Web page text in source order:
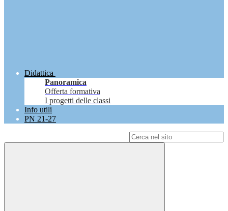
Didattica
Panoramica
Offerta formativa
I progetti delle classi
Info utili
PN 21-27